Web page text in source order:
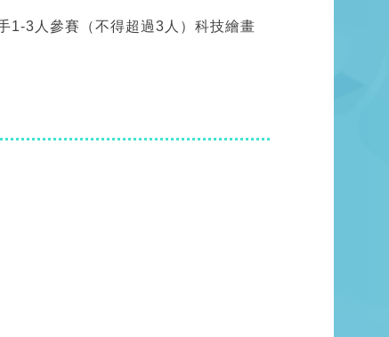
1-3人參賽（不得超過3人）科技繪畫